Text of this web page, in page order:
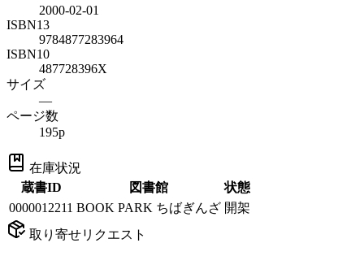
2000-02-01
ISBN13
9784877283964
ISBN10
487728396X
サイズ
—
ページ数
195p
在庫状況
蔵書ID
図書館
状態
0000012211 BOOK PARK ちばぎんざ 開架
取り寄せリクエスト